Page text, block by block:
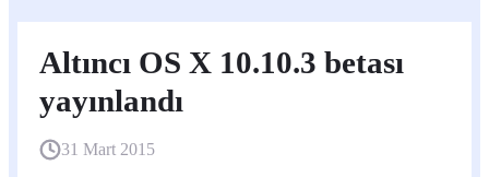
Altıncı OS X 10.10.3 betası
yayınlandı
31 Mart 2015